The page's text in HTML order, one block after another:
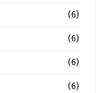
(6)
(6)
(6)
(6)